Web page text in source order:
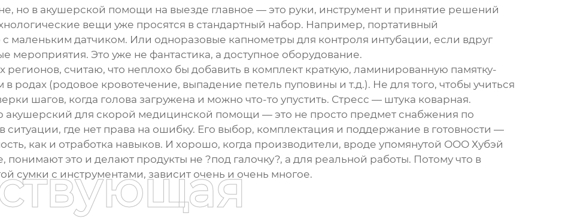
но в акушерской помощи на выезде главное — это руки, инструмент и принятие решений
вещи уже просятся в стандартный набор. Например, портативный
маленьким датчиком. Или одноразовые капнометры для контроля интубации, если вдруг
мероприятия. Это уже не фантастика, а доступное оборудование.
регионов, считаю, что неплохо бы добавить в комплект краткую, ламинированную памятку-
родах (родовое кровотечение, выпадение петель пуповины и т.д.). Не для того, чтобы учиться
шагов, когда голова загружена и можно что-то упустить. Стресс — штука коварная.
акушерский для скорой медицинской помощи — это не просто предмет снабжения по
ситуации, где нет права на ошибку. Его выбор, комплектация и поддержание в готовности —
как и отработка навыков. И хорошо, когда производители, вроде упомянутой ООО Хубэй
, понимают это и делают продукты не ?под галочку?, а для реальной работы. Потому что в
сумки с инструментами, зависит очень и очень многое.